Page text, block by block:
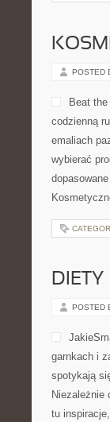
POSTED
Beat
codzienną
emaliach
wybierać
DIETY
POSTED
garnkach i
spotykają
Niezależnie
tu